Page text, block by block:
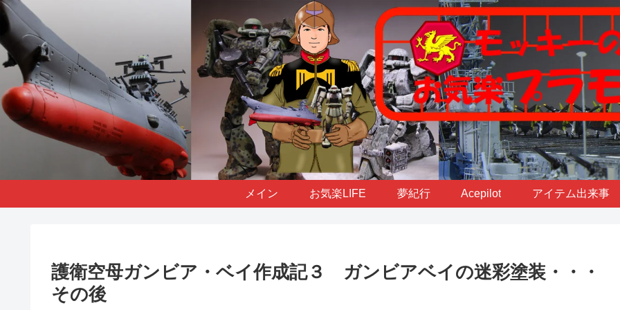
メイン お気楽LIFE 夢紀行 Acepilot アイテム出来事
護衛空母ガンビア・ベイ作成記３ ガンビアベイの迷彩塗装・・・
その後